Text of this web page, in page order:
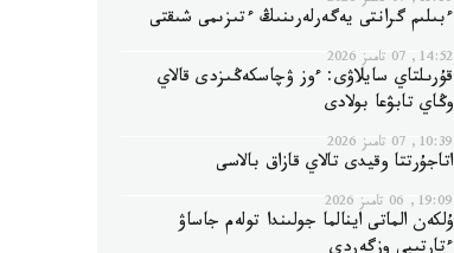
ءبىلىم گرانتى يەگەرلەرىنىڭ ءتىزىمى شىقتى
14:52, 07 تامىز 2026
قۇرىلتاي سايلاۋى: ءوز ۋچاسكەڭىزدى قالاي
وڭاي تابۋعا بولادى
10:39, 07 تامىز 2026
اتاجۇرتتا وقيدى تالاي قازاق بالاسى
19:09, 06 تامىز 2026
ۇلكەن الماتى اينالما جولىندا تولەم جاساۋ